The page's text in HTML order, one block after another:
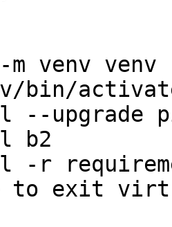
venv venv
bin/
upgrade
b2
-r
to exit